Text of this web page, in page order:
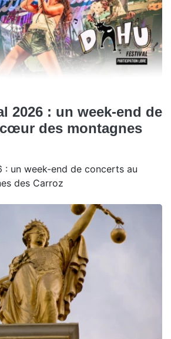
2026 : un week-end de
des montagnes
: un week-end de concerts au
des Carroz